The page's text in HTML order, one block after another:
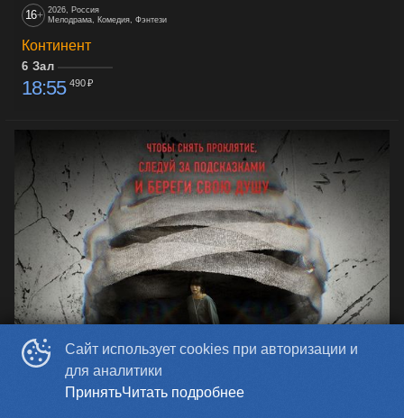
16+ 2026, Россия
Мелодрама, Комедия, Фэнтези
Континент
6 Зал
18:55 490 ₽
Сайт использует cookies при авторизации и
для аналитики
ПринятьЧитать подробнее